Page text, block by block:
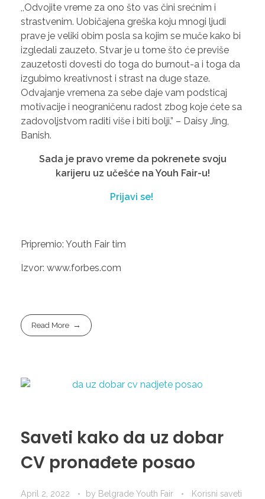
,,Odvojite vreme za ono što vas čini srećnim i
strastvenim. Uobičajena greška koju mnogi ljudi
prave je veliki obim posla sa kojim se muče kako bi
izgledali zauzeto. Stvar je u tome što će previše
zauzetosti dovesti do toga do burnout-a i toga da
izgubimo kreativnost i strast na duge staze.
Odvajanje vremena za sebe daje vam podsticaj
motivacije i neograničenu radost zbog koje ćete sa
zadovoljstvom raditi više i biti bolji.” – Daisy Jing,
Banish.
Sada je pravo vreme da pokrenete svoju
karijeru uz učešće na Youh Fair-u!
Prijavi se!
Pripremio: Youth Fair tim
Izvor: www.forbes.com
Read More
Saveti kako da uz dobar
CV pronađete posao
April 2, 2022 by Belgrade Youth Fair Korisni saveti